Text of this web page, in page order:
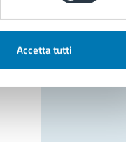
Accetta tutti